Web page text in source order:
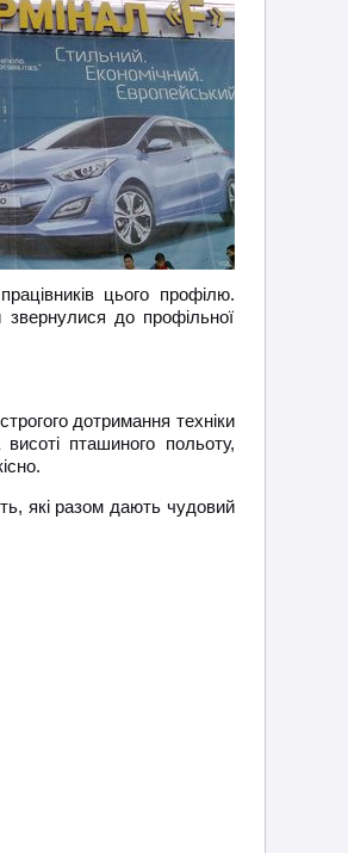
цього профілю.
до профільної
дотримання техніки
пташиного польоту,
які разом дають чудовий